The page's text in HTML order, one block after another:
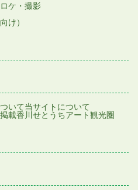
ロケ・撮影
け）
いて当サイトについて
載香川せとうちアート観光圏